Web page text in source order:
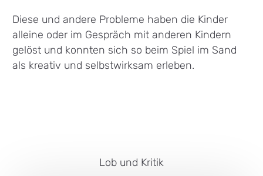
Diese und andere Probleme haben die Kinder
alleine oder im Gespräch mit anderen Kindern
gelöst und konnten sich so beim Spiel im Sand
als kreativ und selbstwirksam erleben.
Lob und Kritik